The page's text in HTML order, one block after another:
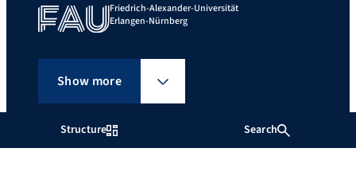
Structure Search
Friedrich-Alexander-Universität
Erlangen-Nürnberg
Show more